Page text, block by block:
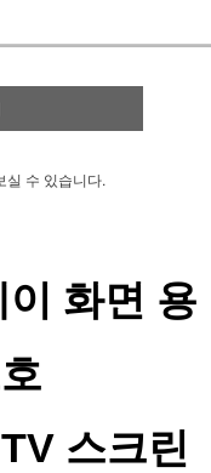
실 수 있습니다.
화면 용
스크린